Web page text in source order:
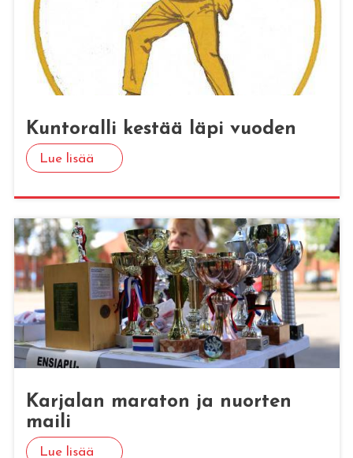
Kun­to­ral­li kes­tää läpi vuo­den
Lue lisää
Kar­ja­lan ma­ra­ton ja nuor­ten
maili
Lue lisää